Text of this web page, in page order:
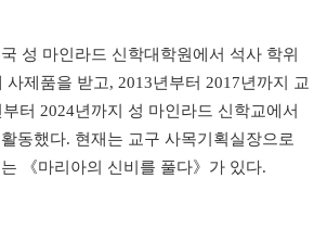
성 마인라드 신학대학원에서 석사 학위
사제품을 받고, 2013년부터 2017년까지 교
터 2024년까지 성 마인라드 신학교에서
동했다. 현재는 교구 사목기획실장으로
《마리아의 신비를 풀다》가 있다.